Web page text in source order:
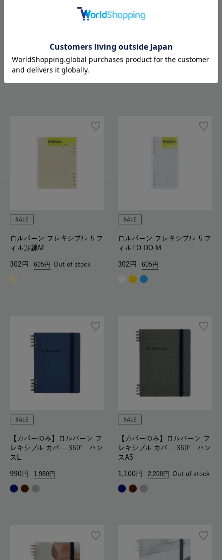
302
SALE
SALE
ロルバーン フレキシブル リフ
ィル罫線M
605
302 Out of stock
SALE
ロルバーン フレキシブル リフ
ィルTO DO M
605
302
SALE
【カバーのみ】ロルバーン フ
レキシブル カバー 360° ハン
スL
1,980
990
SALE
【カバーのみ】ロルバーン フ
レキシブル カバー 360° ハン
スA5
2,200
1,100 Out of stock